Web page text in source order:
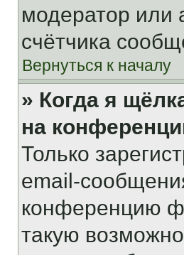
модератор или
счётчика
Вернуться к началу
» Когда я
на
Только
email-
конференцию
такую